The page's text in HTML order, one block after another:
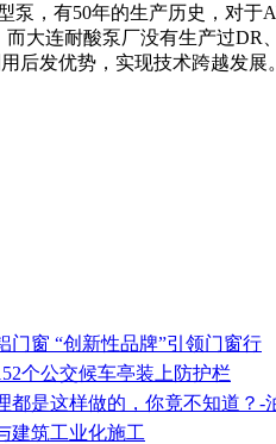
，有50年的生产历史，对
大连耐酸泵厂没有生产过DR
后发优势，实现技术跨越发展。
门窗 “创新性品牌”引领门窗行
个公交候车亭装上防护栏
都是这样做的，你竟不知道？-
建筑工业化施工